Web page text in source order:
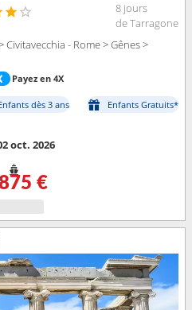
8 jours
de Tarragone
- Rome > Gênes >
Payez en 4X
dès 3 ans
Enfants Gratuits*
oct. 2026
€